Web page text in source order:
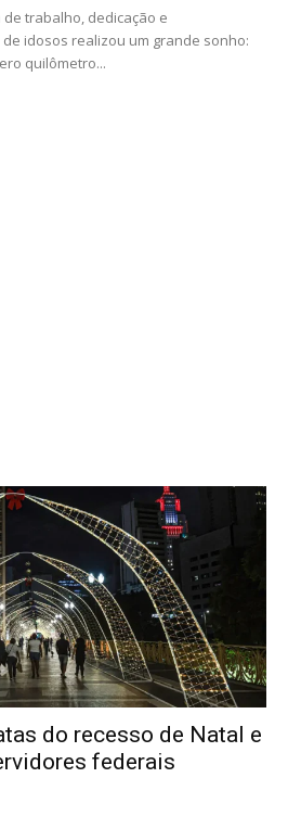
trabalho, dedicação e
idosos realizou um grande sonho:
quilômetro...
do recesso de Natal e
federais